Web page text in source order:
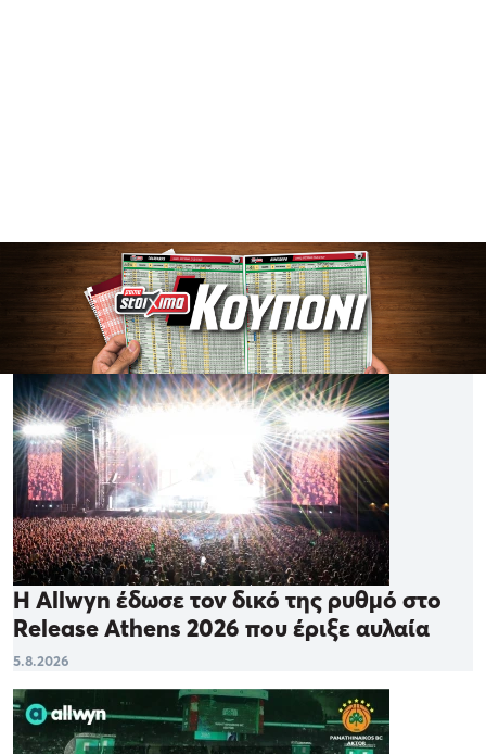
Η Allwyn έδωσε τον δικό της ρυθμό στο
Release Athens 2026 που έριξε αυλαία
5.8.2026